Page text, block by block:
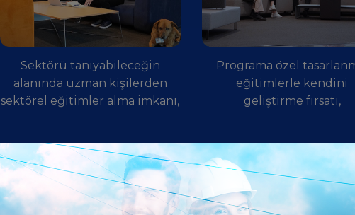
Sektörü tanıyabileceğin
alanında uzman kişilerden
sektörel eğitimler alma imkanı,
Programa özel
eğitimlerle kendini
geliştirme fırsatı,